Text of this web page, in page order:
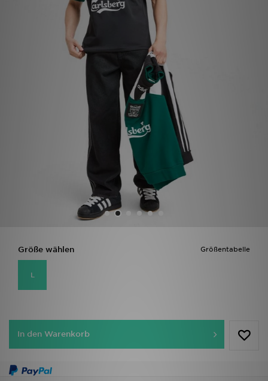
Größentabelle
Größe wählen
L
In den Warenkorb
Lade die APP
Geschenkgutschein